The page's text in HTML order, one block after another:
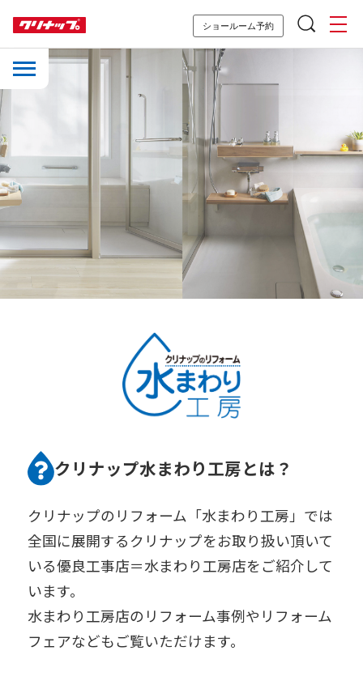
ショールーム予約
クリナップ水まわり工房とは？
クリナップのリフォーム「水まわり工房」では
全国に展開するクリナップをお取り扱い頂いて
いる優良工事店＝水まわり工房店をご紹介して
います。
水まわり工房店のリフォーム事例やリフォーム
フェアなどもご覧いただけます。